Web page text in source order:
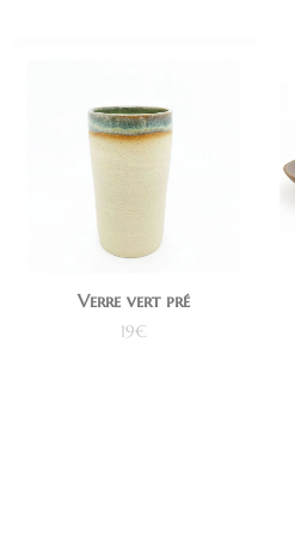
Verre vert pré
19€